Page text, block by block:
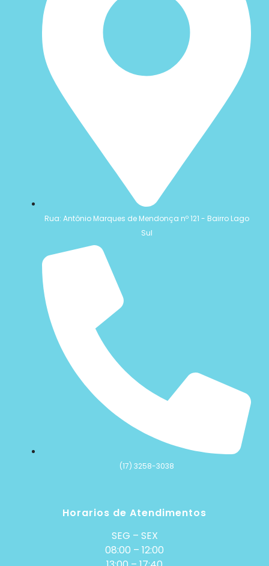
Rua: Antônio Marques de Mendonça nº 121 - Bairro Lago
Sul
(17) 3258-3038
Horarios de Atendimentos
SEG – SEX
08:00 – 12:00